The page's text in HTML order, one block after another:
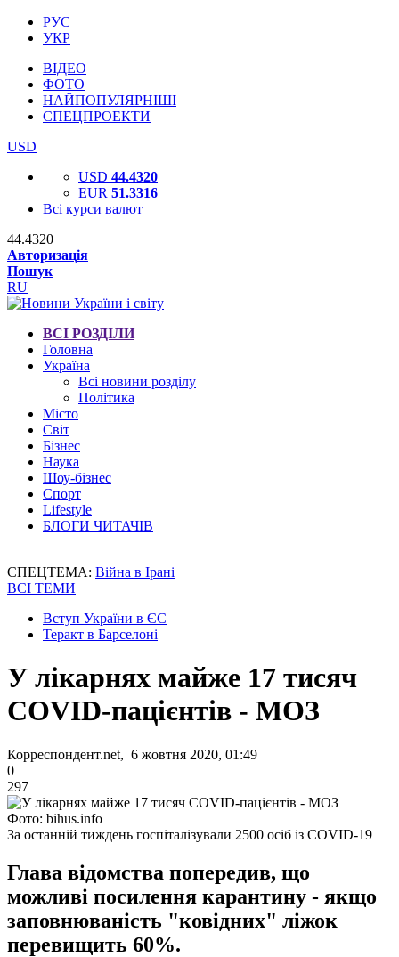
РУС
УКР
ВІДЕО
ФОТО
НАЙПОПУЛЯРНІШІ
СПЕЦПРОЕКТИ
USD
USD 44.4320
EUR 51.3316
Всі курси валют
44.4320
Авторизація
Пошук
RU
ВСІ РОЗДІЛИ
Головна
Україна
Всі новини розділу
Політика
Місто
Світ
Бізнес
Наука
Шоу-бізнес
Спорт
Lifestyle
БЛОГИ ЧИТАЧІВ
СПЕЦТЕМА: Війна в Ірані
ВСІ ТЕМИ
Вступ України в ЄС
Теракт в Барселоні
У лікарнях майже 17 тисяч
COVID-пацієнтів - МОЗ
Корреспондент.net, 6 жовтня 2020, 01:49
0
297
Фото: bihus.info
За останній тиждень госпіталізували 2500 осіб із COVID-19
Глава відомства попередив, що
можливі посилення карантину - якщо
заповнюваність "ковідних" ліжок
перевищить 60%.